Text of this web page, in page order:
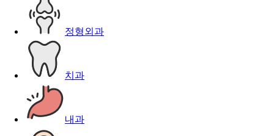
정형외과
치과
내과